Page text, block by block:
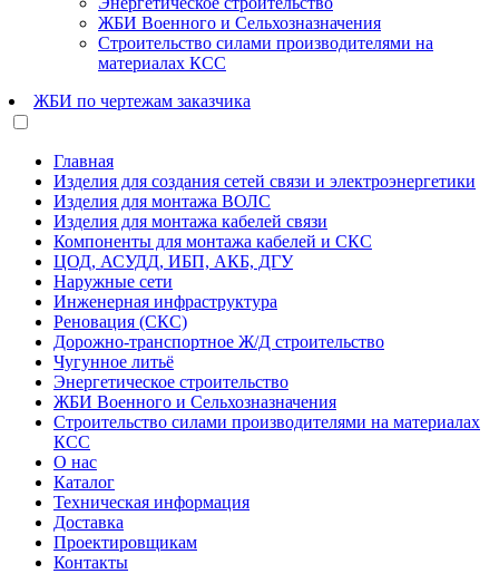
ЖБИ Военного и Сельхозназначения
Строительство силами производителями на
материалах КСС
ЖБИ по чертежам заказчика
Главная
Изделия для создания сетей связи и электроэнергетики
Изделия для монтажа ВОЛС
Изделия для монтажа кабелей связи
Компоненты для монтажа кабелей и СКС
ЦОД, АСУДД, ИБП, АКБ, ДГУ
Наружные сети
Инженерная инфраструктура
Реновация (СКС)
Дорожно-транспортное Ж/Д строительство
Чугунное литьё
Энергетическое строительство
ЖБИ Военного и Сельхозназначения
Строительство силами производителями на материалах
КСС
О нас
Каталог
Техническая информация
Доставка
Проектировщикам
Контакты